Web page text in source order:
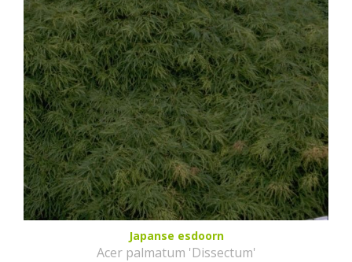
Japanse esdoorn
Acer palmatum 'Dissectum'